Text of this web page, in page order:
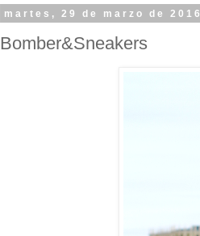
martes, 29 de marzo de 2016
Bomber&Sneakers